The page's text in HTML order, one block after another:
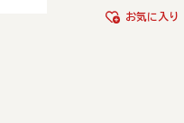
お気に入り